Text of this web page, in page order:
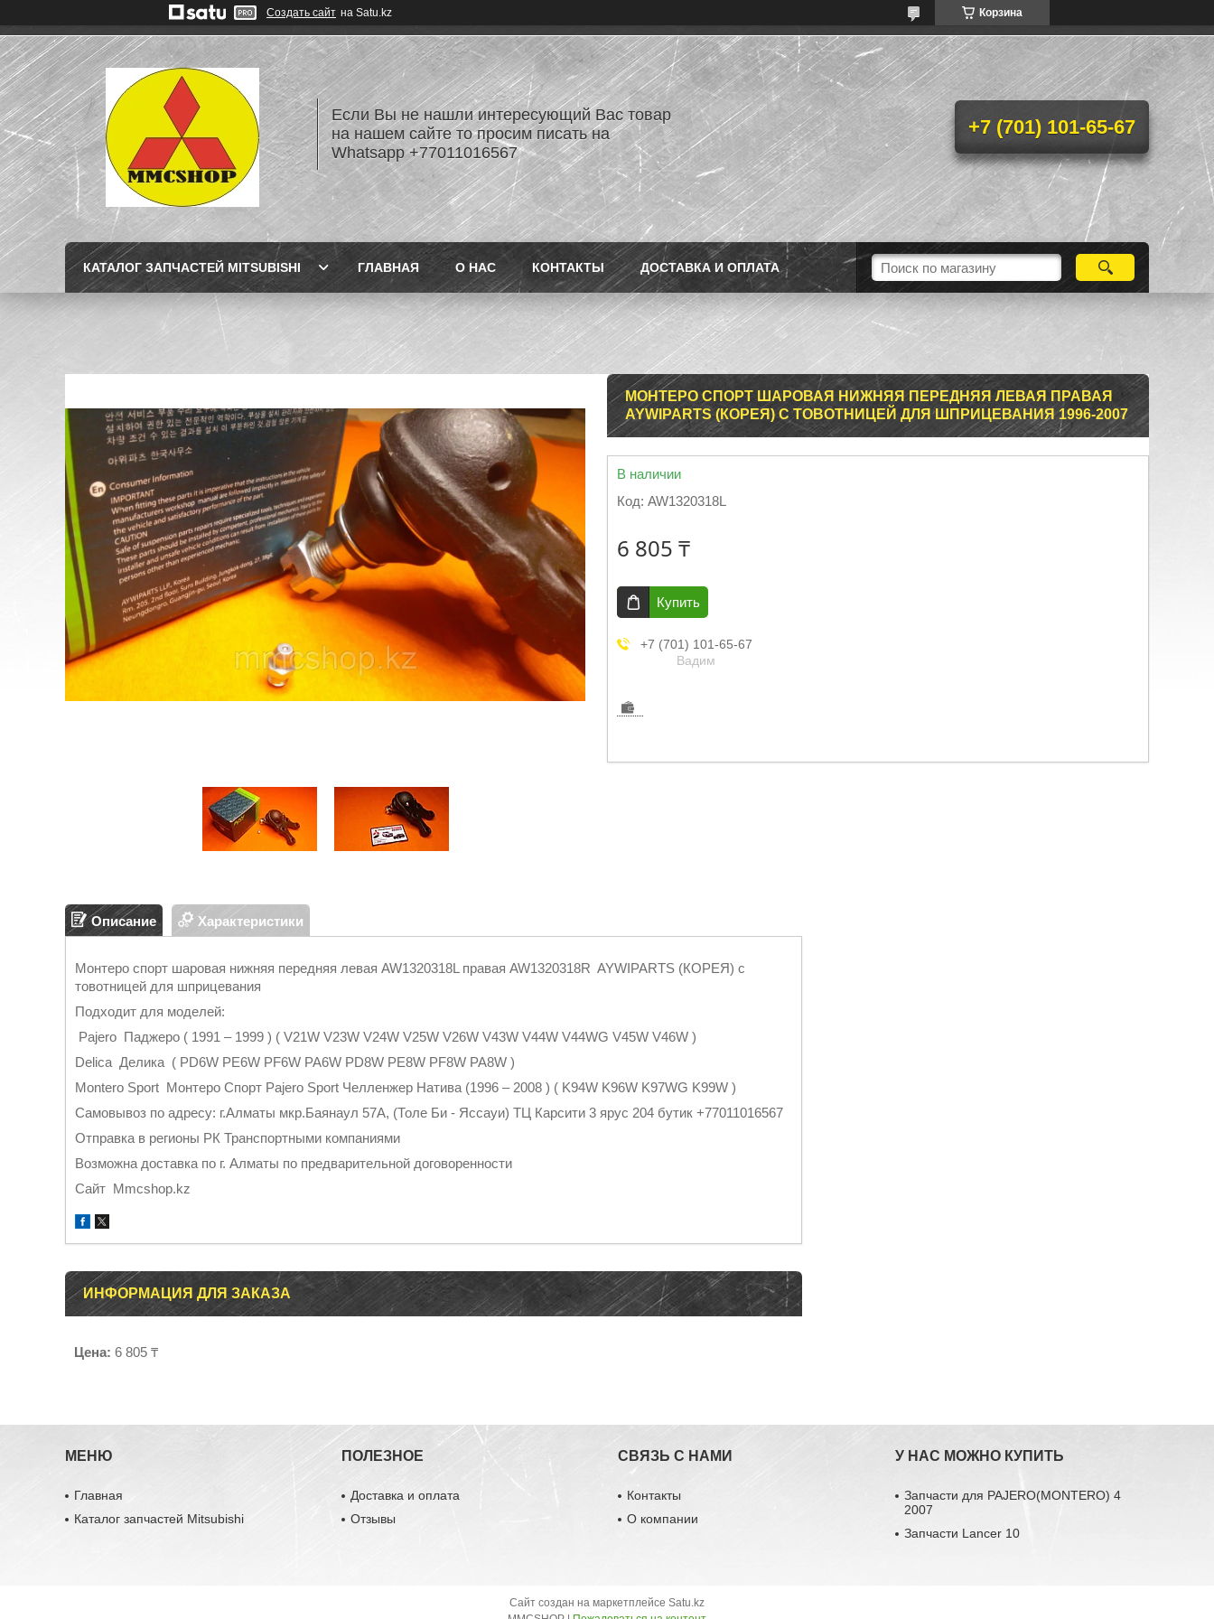
Создать сайт на Satu.kz Корзина
Если Вы не нашли интересующий Вас товар
на нашем сайте то просим писать на
Whatsapp +77011016567
+7 (701) 101-65-67
КАТАЛОГ ЗАПЧАСТЕЙ MITSUBISHI ГЛАВНАЯ О НАС КОНТАКТЫ ДОСТАВКА И ОПЛАТА
МОНТЕРО СПОРТ ШАРОВАЯ НИЖНЯЯ ПЕРЕДНЯЯ ЛЕВАЯ ПРАВАЯ
AYWIPARTS (КОРЕЯ) С ТОВОТНИЦЕЙ ДЛЯ ШПРИЦЕВАНИЯ 1996-2007
В наличии
Код: AW1320318L
6 805 ₸
Купить
+7 (701) 101-65-67
Вадим
Описание Характеристики
Монтеро спорт шаровая нижняя передняя левая AW1320318L правая AW1320318R AYWIPARTS (КОРЕЯ) с
товотницей для шприцевания
Подходит для моделей:
Pajero Паджеро ( 1991 – 1999 ) ( V21W V23W V24W V25W V26W V43W V44W V44WG V45W V46W )
Delica Делика ( PD6W PE6W PF6W PA6W PD8W PE8W PF8W PA8W )
Montero Sport Монтеро Спорт Pajero Sport Челленжер Натива (1996 – 2008 ) ( K94W K96W K97WG K99W )
Самовывоз по адресу: г.Алматы мкр.Баянаул 57А, (Толе Би - Яссауи) ТЦ Карсити 3 ярус 204 бутик +77011016567
Отправка в регионы РК Транспортными компаниями
Возможна доставка по г. Алматы по предварительной договоренности
Cайт Mmcshop.kz
ИНФОРМАЦИЯ ДЛЯ ЗАКАЗА
Цена: 6 805 ₸
МЕНЮ
Главная
Каталог запчастей Mitsubishi
ПОЛЕЗНОЕ
Доставка и оплата
Отзывы
СВЯЗЬ С НАМИ
Контакты
О компании
У НАС МОЖНО КУПИТЬ
Запчасти для PAJERO(MONTERO) 4
2007
Запчасти Lancer 10
Сайт создан на маркетплейсе Satu.kz